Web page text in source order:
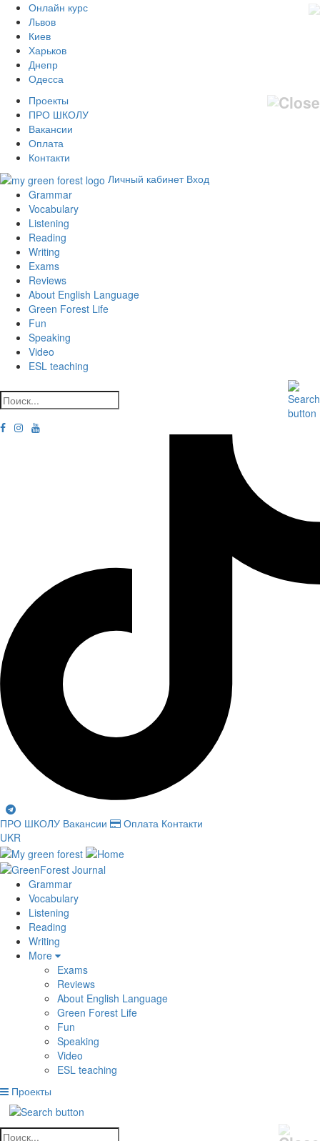
Онлайн курс
Львов
Киев
Харьков
Днепр
Одесса
Проекты
ПРО ШКОЛУ
Вакансии
Оплата
Контакти
Личный кабинет Вход
Grammar
Vocabulary
Listening
Reading
Writing
Exams
Reviews
About English Language
Green Forest Life
Fun
Speaking
Video
ESL teaching
ПРО ШКОЛУ Вакансии Оплата Контакти
UKR
Grammar
Vocabulary
Listening
Reading
Writing
More
Exams
Reviews
About English Language
Green Forest Life
Fun
Speaking
Video
ESL teaching
Проекты